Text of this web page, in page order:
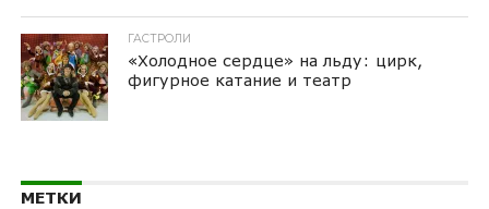
ГАСТРОЛИ
«Холодное сердце» на льду: цирк,
фигурное катание и театр
МЕТКИ